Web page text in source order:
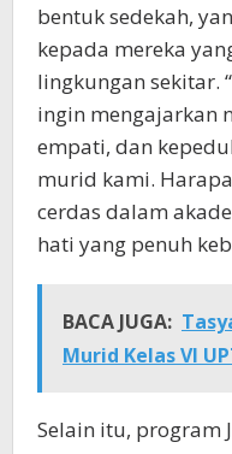
bentuk sedekah,
kepada mereka
lingkungan sekitar.
ingin mengajarkan
empati, dan
murid kami.
cerdas dalam
hati yang penuh
BACA JUGA:
Murid Kelas VI
Selain itu, program